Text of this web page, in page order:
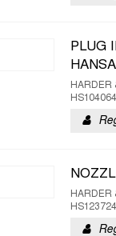
PLUG
HANSA
HARDER
HS104064
HARDER
HS123724